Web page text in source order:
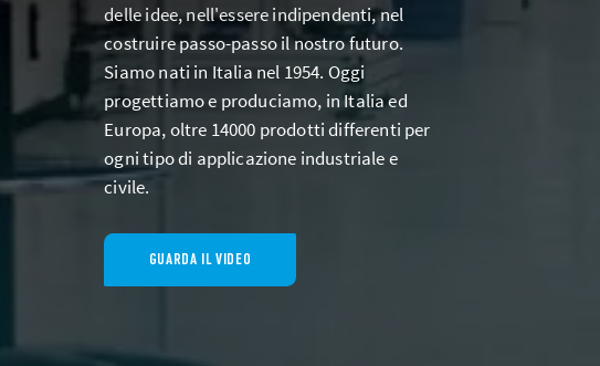
delle idee, nell'essere indipendenti, nel
costruire passo-passo il nostro futuro.
Siamo nati in Italia nel 1954. Oggi
progettiamo e produciamo, in Italia ed
Europa, oltre 14000 prodotti differenti per
ogni tipo di applicazione industriale e
civile.
GUARDA IL VIDEO